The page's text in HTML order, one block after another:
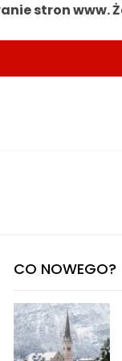
stron www.
CO NOWEGO?